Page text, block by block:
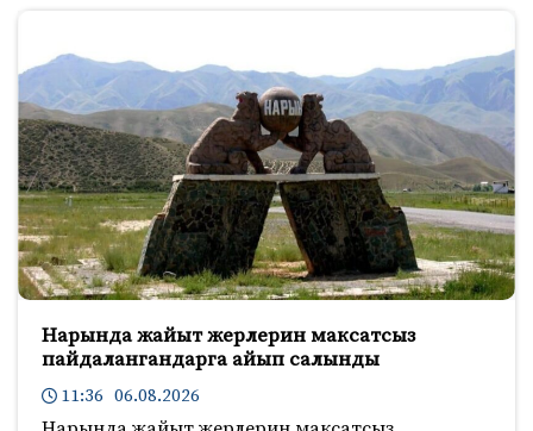
Нарында жайыт жерлерин максатсыз
пайдалангандарга айып салынды
11:36 06.08.2026